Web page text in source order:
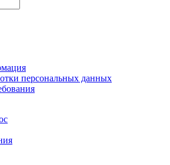
персональных данных